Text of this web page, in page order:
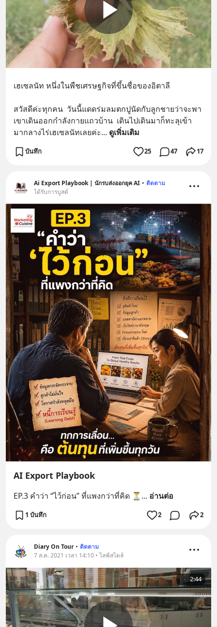
เฮเซลนัท หนึ่งในพืชเศรษฐกิจที่ขึ้นชื่อของอิตาลี
สวัสดีค่ะทุกคน  วันนี้แดดร่มลมตกปูนัดกับลูกชายว่าจะพา
เขาเดินออกกำลังกายแถวบ้าน  เดินไปเดินมาก็ทะลุเข้า
มากลางไร่เฮเซลนัทเลยค่ะ... ดูเพิ่มเติม
บันทึก 25 47 17
Ai Export Playbook | นักรบส่งออกยุค AI • ติดตาม
ได้รับการบูสต์
AI Export Playbook
EP.3 คำว่า “ไว้ก่อน” ที่แพงกว่าที่คิด ⏳ ... อ่านต่อ
1 บันทึก 2 2
Diary On Tour • ติดตาม
7 ส.ค. 2021 เวลา 14:10 • ไลฟ์สไตล์
2:44